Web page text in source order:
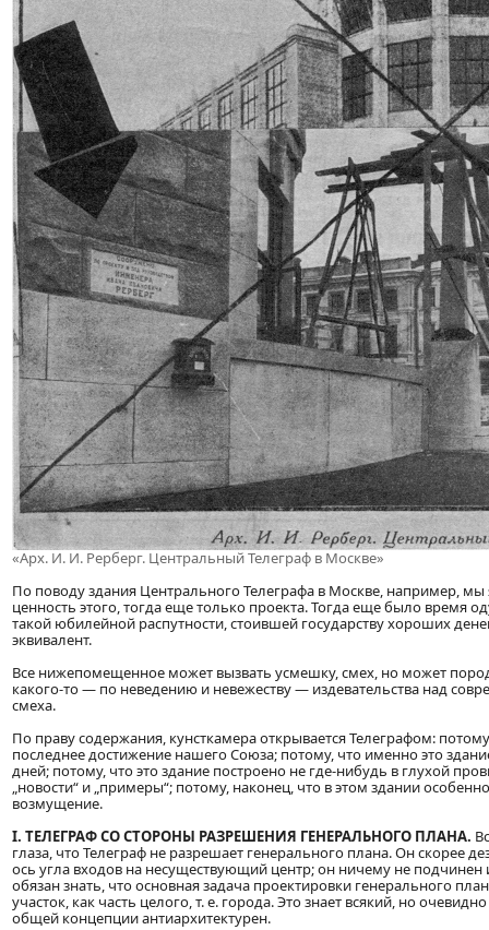
«Арх. И. И. Рерберг. Центральный Телеграф в Москве»
По поводу здания Центрального Телеграфа в Москве, например,
ценность этого, тогда еще только проекта. Тогда еще было время
такой юбилейной распутности, стоившей государству хороших
эквивалент.
Все нижепомещенное может вызвать усмешку, смех, но может
какого-то — по неведению и невежеству — издевательства над
смеха.
По праву содержания, кунсткамера открывается Телеграфом:
последнее достижение нашего Союза; потому, что именно это
дней; потому, что это здание построено не где-нибудь в глухой
„новости“ и „примеры“; потому, наконец, что в этом здании
возмущение.
I. ТЕЛЕГРАФ СО СТОРОНЫ РАЗРЕШЕНИЯ ГЕНЕРАЛЬНОГО ПЛАНА.
глаза, что Телеграф не разрешает генерального плана. Он скорее
ось угла входов на несуществующий центр; он ничему не подчинен
обязан знать, что основная задача проектировки генерального
участок, как часть целого, т. е. города. Это знает всякий, но
общей концепции антиархитектурен.